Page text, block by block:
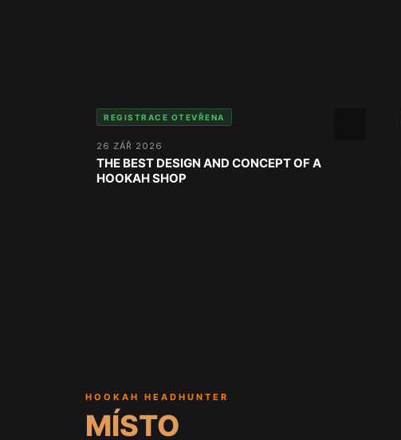
REGISTRACE OTEVŘENA
26 ZÁŘ 2026
THE BEST DESIGN AND CONCEPT OF A
HOOKAH SHOP
HOOKAH HEADHUNTER
MÍSTO